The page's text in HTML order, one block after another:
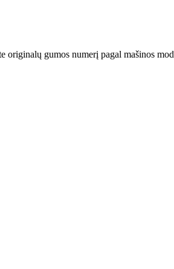
originalų gumos numerį pagal mašinos